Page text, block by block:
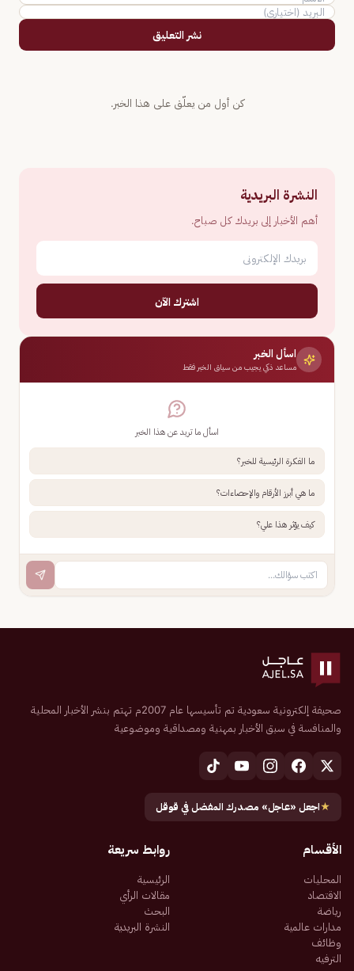
نشر التعليق
كن أول من يعلّق على هذا الخبر.
النشرة البريدية
أهم الأخبار إلى بريدك كل صباح.
اشترك الآن
اسأل الخبر
مساعد ذكي يجيب من سياق الخبر فقط
اسأل ما تريد عن هذا الخبر
ما الفكرة الرئيسية للخبر؟
ما هي أبرز الأرقام والإحصاءات؟
كيف يؤثر هذا علي؟
صحيفة إلكترونية سعودية تم تأسيسها عام 2007م تهتم بنشر الأخبار المحلية
والمنافسة في سبق الأخبار بمهنية ومصداقية وموضوعية
★اجعل «عاجل» مصدرك المفضل في قوقل
الأقسام
المحليات
الاقتصاد
رياضة
مدارات عالمية
وظائف
الترفيه
روابط سريعة
الرئيسية
مقالات الرأي
البحث
النشرة البريدية